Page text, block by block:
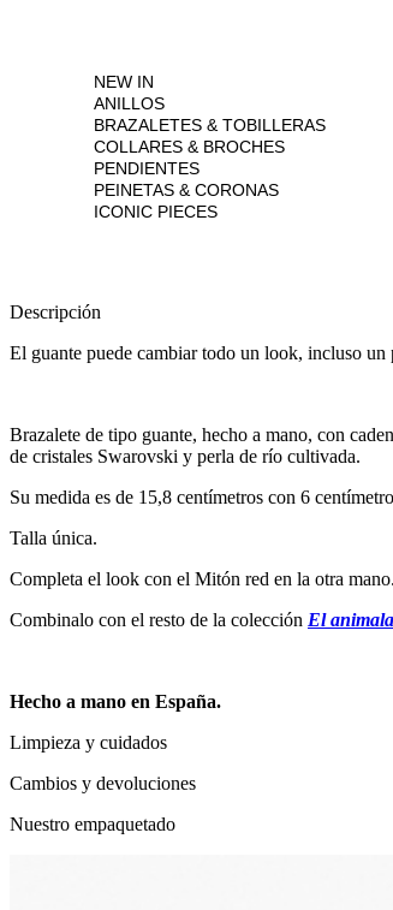
NEW IN
ANILLOS
BRAZALETES & TOBILLERAS
COLLARES & BROCHES
PENDIENTES
PEINETAS & CORONAS
ICONIC PIECES
Descripción
El guante puede cambiar todo un look, incluso un
Brazalete de tipo guante, hecho a mano, con
de cristales Swarovski y perla de río cultivada.
Su medida es de 15,8 centímetros con 6
Talla única.
Completa el look con el Mitón red en la otra mano.
Combinalo con el resto de la colección El
Hecho a mano en España.
Limpieza y cuidados
Cambios y devoluciones
Nuestro empaquetado